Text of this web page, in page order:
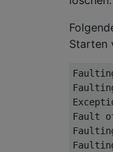
Starten
Fault